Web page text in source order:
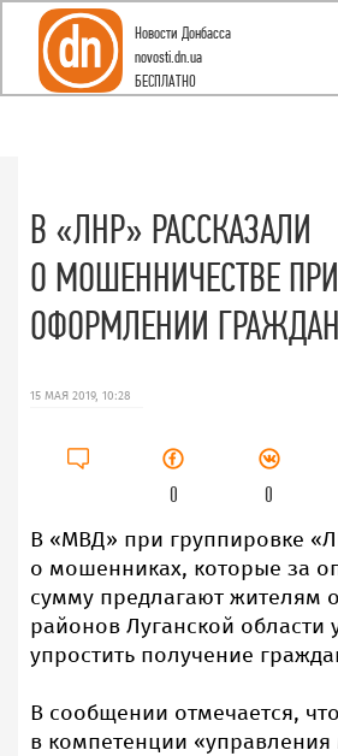
Новости Донбасса
novosti.dn.ua
БЕСПЛАТНО
Toggle
В «ЛНР» РАССКАЗАЛИ
О МОШЕННИЧЕСТВЕ ПРИ
ОФОРМЛЕНИИ
15 МАЯ 2019, 10:28
0 0
В «МВД» при группировке
о мошенниках, которые за
сумму предлагают жителям
районов Луганской области
упростить получение
В сообщении отмечается,
в компетенции